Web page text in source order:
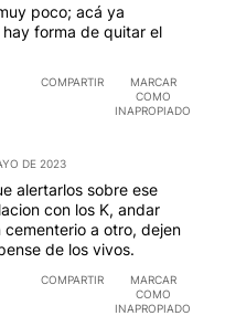
poco; acá ya
forma de quitar el
COMPARTIR
MARCAR
COMO
INAPROPIADO
DE 2023
alertarlos sobre ese
con los K, andar
a otro, dejen
de los vivos.
COMPARTIR
MARCAR
COMO
INAPROPIADO